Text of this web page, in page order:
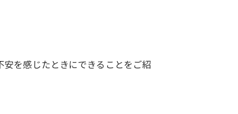
を感じたときにできることをご紹